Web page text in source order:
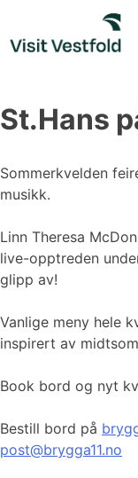
content
St.Hans
Sommerkvelden
musikk.
Linn Theresa
live-opptreden
glipp av!
Vanlige meny hele
inspirert av
Book bord og nyt
Bestill bord på
post@brygga11.no